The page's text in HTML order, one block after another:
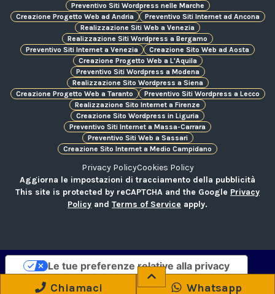
Preventivo Siti Wordpress nelle Marche
Creazione Progetto Web ad Andria
Preventivo Siti Internet ad Ancona
Realizzazione Siti Web a Venezia
Realizzazione Siti Wordpress a Bergamo
Preventivo Siti Internet a Venezia
Creazione Sito Web ad Aosta
Creazione Progetto Web a L'Aquila
Preventivo Siti Wordpress a Modena
Realizzazione Sito Wordpress a Siena
Creazione Progetto Web a Taranto
Preventivo Siti Wordpress a Lecco
Realizzazione Sito Internet a Firenze
Creazione Sito Wordpress in Liguria
Preventivo Siti Internet a Massa-Carrara
Preventivo Siti Web a Sassari
Creazione Sito Internet a Medio Campidano
Privacy PolicyCookies Policy
Aggiorna le impostazioni di tracciamento della pubblicità
This site is protected by reCAPTCHA and the Google Privacy
Policy and Terms of Service apply.
Chiamaci Whatsapp
Informativa sulla raccolta
Le tue preferenze relative alla privacy